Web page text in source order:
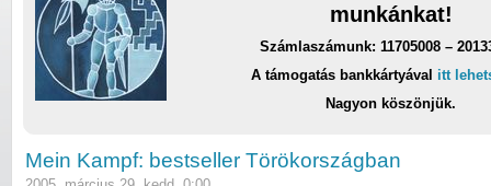
munkánkat!
Számlaszámunk: 11705008 –
A támogatás bankkártyával itt
Nagyon köszönjük.
Mein Kampf: bestseller Törökországban